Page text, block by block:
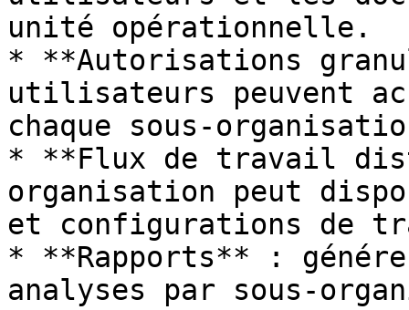
unité opérationnelle.
* **Autorisations
utilisateurs peuvent
chaque sous-
* **Flux de travail
organisation peut
et configurations de
* **Rapports** :
analyses par sous-